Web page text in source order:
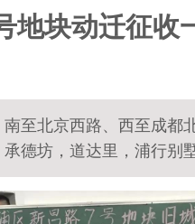
地块动迁征收
至北京西路、西至成都
德坊，道达里，浦行别墅